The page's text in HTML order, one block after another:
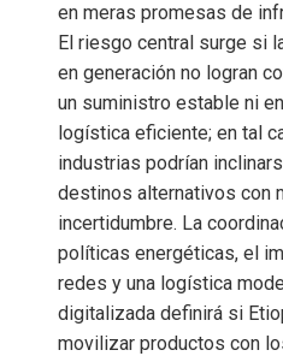
en meras promesas de
El riesgo central surge si
en generación no logran
un suministro estable ni
logística eficiente; en tal
industrias podrían
destinos alternativos con
incertidumbre. La
políticas energéticas, el
redes y una logística
digitalizada definirá si
movilizar productos con